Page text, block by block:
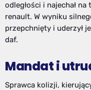
odległości i najechał
renault. W wyniku
przepchnięty i uderzył
daf.
Mandat i
Sprawca kolizji,